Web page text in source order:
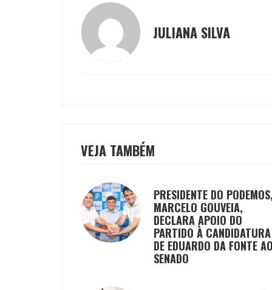
JULIANA SILVA
VEJA TAMBÉM
PRESIDENTE DO PODEMOS,
MARCELO GOUVEIA,
DECLARA APOIO DO
PARTIDO À CANDIDATURA
DE EDUARDO DA FONTE AO
SENADO